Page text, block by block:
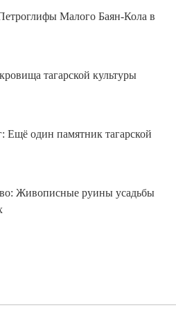
Малого Баян-Кола в
тагарской культуры
Ещё один памятник тагарской
Живописные руины усадьбы